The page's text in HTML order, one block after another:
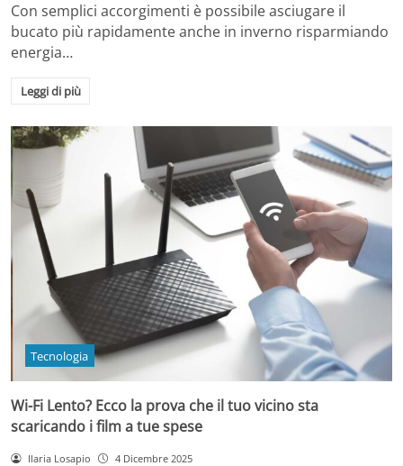
Con semplici accorgimenti è possibile asciugare il
bucato più rapidamente anche in inverno risparmiando
energia…
Leggi di più
Tecnologia
Wi-Fi Lento? Ecco la prova che il tuo vicino sta
scaricando i film a tue spese
Ilaria Losapio 4 Dicembre 2025